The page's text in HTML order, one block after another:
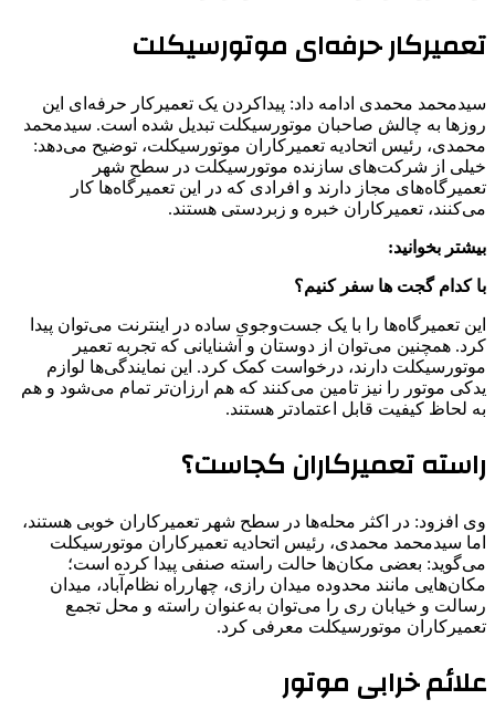
تعمیرکار حرفه‌ای موتورسیکلت
سیدمحمد محمدی ادامه داد: پیداکردن یک تعمیرکار حرفه‌ای این
روزها به چالش صاحبان موتورسیکلت تبدیل شده است. سیدمحمد
محمدی، رئیس اتحادیه تعمیرکاران موتورسیکلت، توضیح می‌دهد:‌
خیلی از شرکت‌های سازنده موتورسیکلت در سطح شهر
تعمیرگاه‌های مجاز دارند و افرادی که در این تعمیرگاه‌ها کار
می‌کنند، تعمیرکاران خبره و زبردستی هستند.
بیشتر بخوانید:
با کدام گجت‌ ها سفر کنیم؟
این تعمیرگاه‌ها را با یک جست‌وجوی ساده در اینترنت می‌توان پیدا
کرد. همچنین می‌توان از دوستان و آشنایانی که تجربه تعمیر
موتورسیکلت دارند، درخواست کمک کرد. این نمایندگی‌ها لوازم
یدکی موتور را نیز تامین می‌کنند که هم ارزان‌تر تمام می‌شود و هم
به لحاظ کیفیت قابل اعتمادتر هستند.
راسته تعمیرکاران کجاست؟
وی افزود: در اکثر محله‌ها در سطح شهر تعمیرکاران خوبی هستند،
اما سیدمحمد محمدی، رئیس اتحادیه تعمیرکاران موتورسیکلت
می‌گوید: بعضی مکان‌ها حالت راسته صنفی پیدا کرده است؛
مکان‌هایی مانند محدوده میدان رازی، چهارراه نظام‌آباد، میدان
رسالت و خیابان ری را می‌توان به‌عنوان راسته و محل تجمع
تعمیرکاران موتورسیکلت معرفی کرد.
علائم خرابی موتور